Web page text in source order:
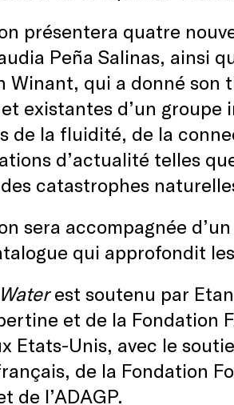
présentera quatre
Peña Salinas, ainsi
Winant, qui a donné son
existantes d’un
de la fluidité, de la
d’actualité telles
catastrophes
sera accompagnée
qui approfondit
est soutenu par
et de la Fondation
Etats-Unis, avec le
de la Fondation
de l’ADAGP.